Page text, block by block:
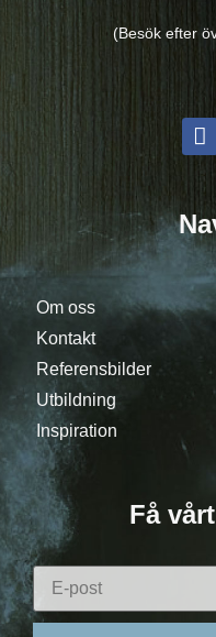
(Besök efter
Om oss
Kontakt
Referensbilder
Utbildning
Inspiration
Få